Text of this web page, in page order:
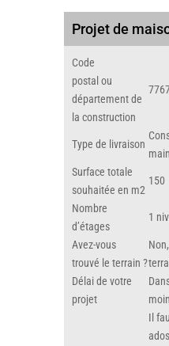
Projet de
Code
postal ou
département de
la construction
Type de livraison
main
Surface totale
souhaitée en m2
150
Nombre
d’étages
1
Avez-vous
trouvé le terrain ?
Délai de votre
projet
Il